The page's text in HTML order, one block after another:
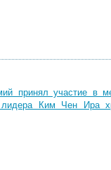
принял участие в
лидера Ким Чен Ира